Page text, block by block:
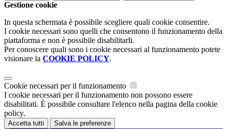
Gestione cookie
In questa schermata è possibile scegliere quali cookie consentire.
I cookie necessari sono quelli che consentono il funzionamento della
piattaforma e non è possibile disabilitarli.
Per conoscere quali sono i cookie necessari al funzionamento potete
visionare la COOKIE POLICY.
Cookie necessari per il funzionamento
I cookie necessari per il funzionamento non possono essere
disabilitati. È possibile consultare l'elenco nella pagina della cookie
policy.
Accetta tutti Salva le preferenze